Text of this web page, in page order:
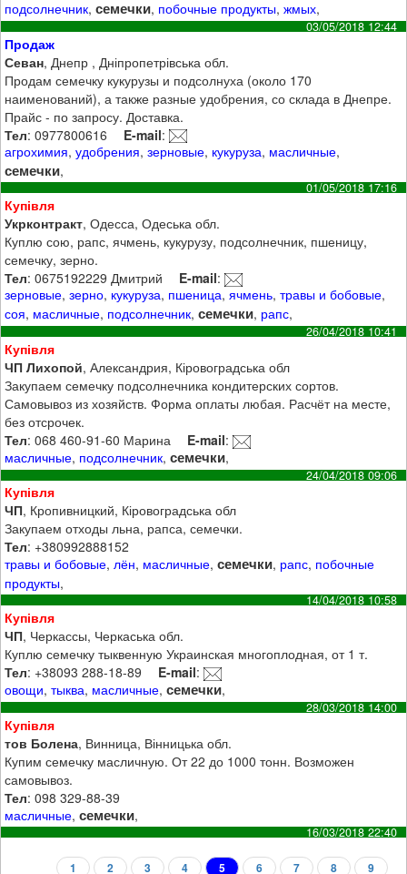
подсолнечник,семечки, побочные продукты,жмых,
03/05/2018 12:44
Продаж
Севан, Днепр , Дніпропетрівська обл.
Продам семечку кукурузы и подсолнуха (около 170
наименований), а также разные удобрения, со склада в Днепре.
Прайс - по запросу. Доставка.
Тел: 0977800616 E-mail:
агрохимия,удобрения,зерновые, кукуруза, масличные,
семечки,
01/05/2018 17:16
Купівля
Укрконтракт, Одесса, Одеська обл.
Куплю сою, рапс, ячмень, кукурузу, подсолнечник, пшеницу,
семечку, зерно.
Тел: 0675192229 Дмитрий E-mail:
зерновые,зерно, кукуруза, пшеница,ячмень,травы и бобовые,
соя, масличные, подсолнечник,семечки, рапс,
26/04/2018 10:41
Купівля
ЧП Лихопой, Александрия, Кіровоградська обл
Закупаем семечку подсолнечника кондитерских сортов.
Самовывоз из хозяйств. Форма оплаты любая. Расчёт на месте,
без отсрочек.
Тел: 068 460-91-60 Марина E-mail:
масличные, подсолнечник,семечки,
24/04/2018 09:06
Купівля
ЧП, Кропивницкий, Кіровоградська обл
Закупаем отходы льна, рапса, семечки.
Тел: +380992888152
травы и бобовые,лён, масличные,семечки, рапс, побочные
продукты,
14/04/2018 10:58
Купівля
ЧП, Черкассы, Черкаська обл.
Куплю семечку тыквенную Украинская многоплодная, от 1 т.
Тел: +38093 288-18-89 E-mail:
овощи,тыква, масличные,семечки,
28/03/2018 14:00
Купівля
тов Болена, Винница, Вінницька обл.
Купим семечку масличную. От 22 до 1000 тонн. Возможен
самовывоз.
Тел: 098 329-88-39
масличные,семечки,
16/03/2018 22:40
1 2 3 4 5 6 7 8 9